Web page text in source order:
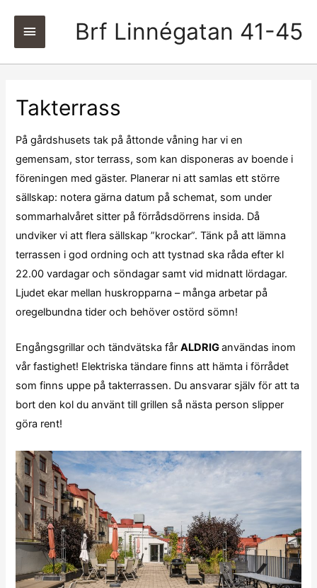
Brf Linnégatan 41-45
Huvudmeny
Takterrass
På gårdshusets tak på åttonde våning har vi en
gemensam, stor terrass, som kan disponeras av boende i
föreningen med gäster. Planerar ni att samlas ett större
sällskap: notera gärna datum på schemat, som under
sommarhalvåret sitter på förrådsdörrens insida. Då
undviker vi att flera sällskap ”krockar”. Tänk på att lämna
terrassen i god ordning och att tystnad ska råda efter kl
22.00 vardagar och söndagar samt vid midnatt lördagar.
Ljudet ekar mellan huskropparna – många arbetar på
oregelbundna tider och behöver ostörd sömn!
Engångsgrillar och tändvätska fårALDRIGanvändas inom
vår fastighet! Elektriska tändare finns att hämta i förrådet
som finns uppe på takterrassen. Du ansvarar själv för att ta
bort den kol du använt till grillen så nästa person slipper
göra rent!